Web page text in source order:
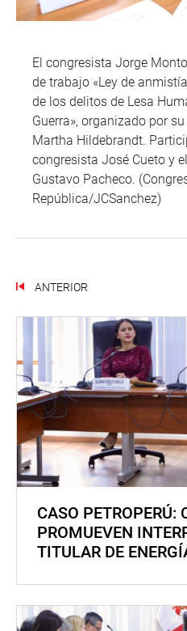
El congresista Jorge
de trabajo «Ley de
de los delitos de Lesa
Guerra», organizado por
Martha Hildebrandt.
congresista José Cueto y
Gustavo Pacheco.
República/JCSanchez)
ANTERIOR
CASO PETROPERÚ:
PROMUEVEN
TITULAR DE